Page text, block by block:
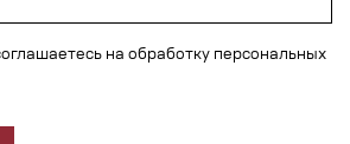
на обработку персональных